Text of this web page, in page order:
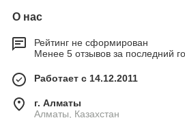
О нас
Рейтинг не сформирован
Менее 5 отзывов за последний
Работает с 14.12.2011
г. Алматы
Алматы, Казахстан